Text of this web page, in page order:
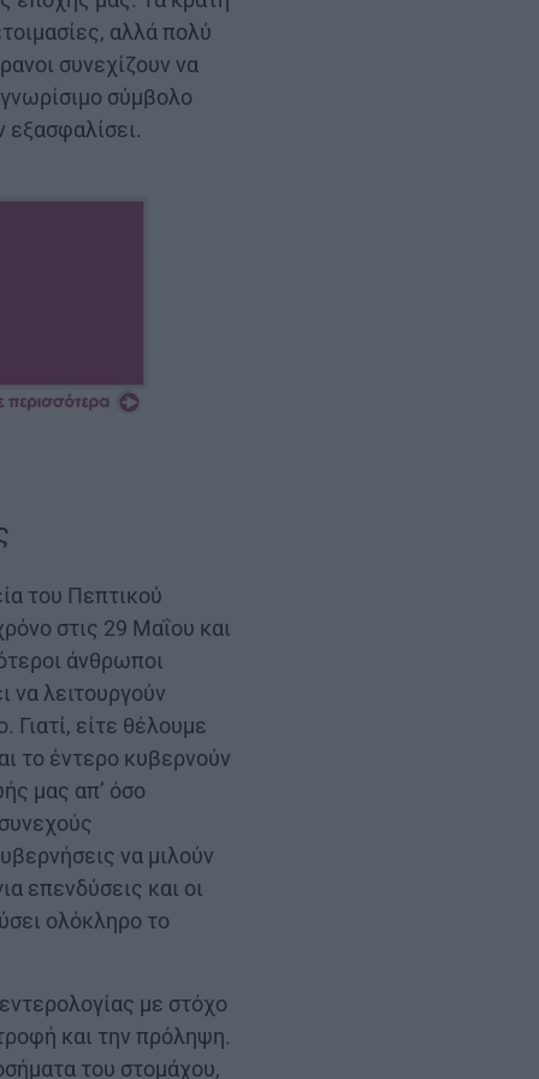
αλλά πολύ
συνεχίζουν να
σύμβολο
εξασφαλίσει.
του Πεπτικού
στις 29 Μαΐου και
άνθρωποι
να λειτουργούν
Γιατί, είτε θέλουμε
το έντερο κυβερνούν
μας απ’ όσο
να μιλούν
επενδύσεις και οι
ολόκληρο το
με στόχο
και την πρόληψη.
του στομάχου,